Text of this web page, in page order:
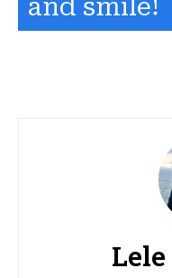
and smile!